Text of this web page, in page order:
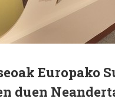
Europako
duen